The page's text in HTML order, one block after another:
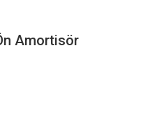
Amortisör